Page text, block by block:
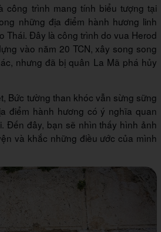
công trình mang tính biểu tượng tại
những địa điểm hành hương linh
Thái. Đây là công trình do vua Herod
vào năm 20 TCN, xây song song
nhưng đã bị quân La Mã phá hủy
Bức tường than khóc vẫn sừng sững
điểm hành hương có ý nghĩa quan
Đến đây, bạn sẽ nhìn thấy hình ảnh
và khắc những điều ước của mình